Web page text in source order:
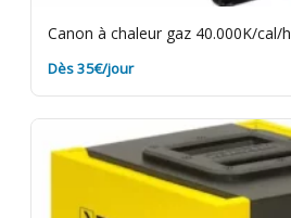
Canon à chaleur gaz 40.000K/cal/h
Dès 35€/jour